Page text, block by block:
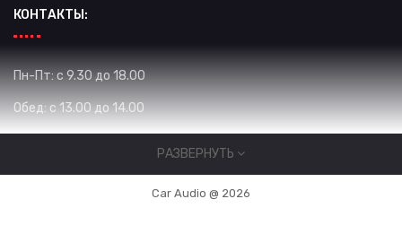
КОНТАКТЫ:
Пн-Пт: с 9.30 до 18.00
Обед: с 13.00 до 14.00
Вс: Выходной
РАЗВЕРНУТЬ
Car Audio @ 2026